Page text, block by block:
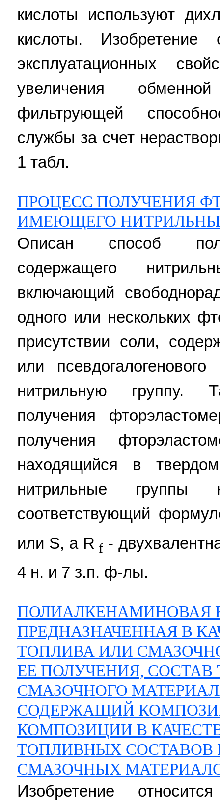
кислоты используют
кислоты. Изобретение
эксплуатационных
увеличения
фильтрующей
службы за счет
1 табл.
ПРОЦЕСС ПОЛУЧЕНИЯ
ИМЕЮЩЕГО
Описан способ
содержащего
включающий
одного или нескольких
присутствии соли,
или
нитрильную группу.
получения
получения
находящийся в
нитрильные
соответствующий
или S, a R f-
4 н. и 7 з.п. ф-лы.
ПОЛИАЛКЕНАМИНОВАЯ
ПРЕДНАЗНАЧЕННАЯ В
ТОПЛИВА ИЛИ
ЕЕ ПОЛУЧЕНИЯ,
СМАЗОЧНОГО
СОДЕРЖАЩИЙ
КОМПОЗИЦИИ В
ТОПЛИВНЫХ СОСТАВОВ
СМАЗОЧНЫХ
Изобретение